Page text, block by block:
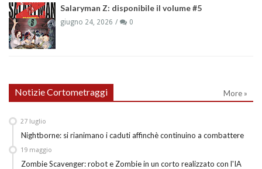
Salaryman Z: disponibile il volume #5
giugno 24, 2026 0
Notizie Cortometraggi More »
Nightborne: si rianimano i caduti affinchè continuino a combattere
27 luglio
Zombie Scavenger: robot e Zombie in un corto realizzato con l'IA
19 maggio